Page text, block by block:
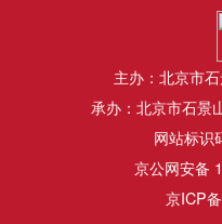
主办：北京市
承办：北京市石景
网站标识
京公网安备
京ICP